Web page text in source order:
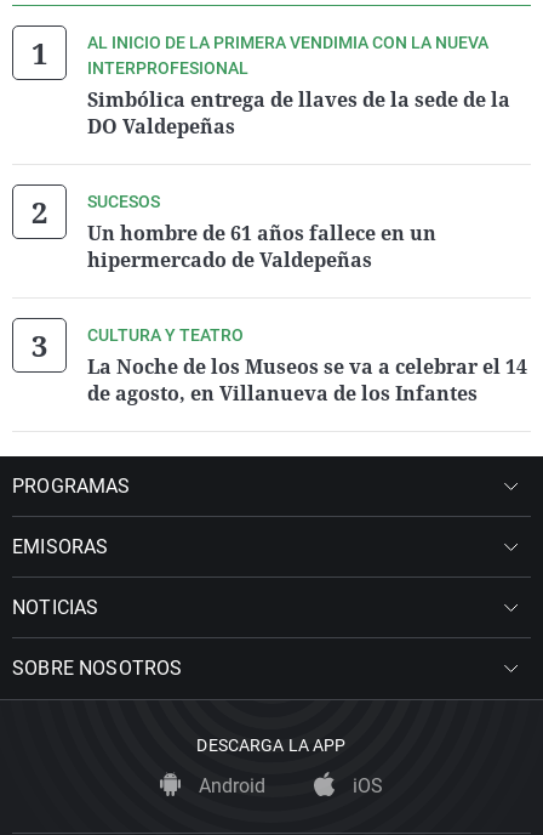
AL INICIO DE LA PRIMERA VENDIMIA CON LA NUEVA
INTERPROFESIONAL
Simbólica entrega de llaves de la sede de la
DO Valdepeñas
SUCESOS
Un hombre de 61 años fallece en un
hipermercado de Valdepeñas
CULTURA Y TEATRO
La Noche de los Museos se va a celebrar el 14
de agosto, en Villanueva de los Infantes
PROGRAMAS
EMISORAS
NOTICIAS
SOBRE NOSOTROS
DESCARGA LA APP
Android iOS